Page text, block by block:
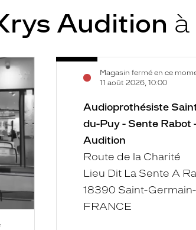
Audition
Audioprothésiste
Saint-
Rabot
Audition
Magasin fermé en ce
11 août 2026, 10:00
Voir
Audioprothésiste
du-Puy - Sente Rabot
Audition
Route de la Charité
Lieu Dit La Sente A
18390 Saint-
FRANCE